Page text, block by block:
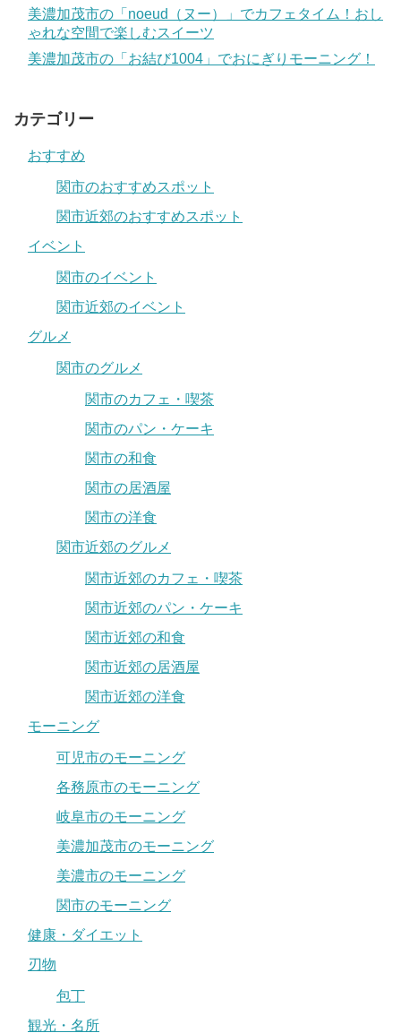
美濃加茂市の「noeud（ヌー）」でカフェタイム！おし
ゃれな空間で楽しむスイーツ
美濃加茂市の「お結び1004」でおにぎりモーニング！
カテゴリー
おすすめ
関市のおすすめスポット
関市近郊のおすすめスポット
イベント
関市のイベント
関市近郊のイベント
グルメ
関市のグルメ
関市のカフェ・喫茶
関市のパン・ケーキ
関市の和食
関市の居酒屋
関市の洋食
関市近郊のグルメ
関市近郊のカフェ・喫茶
関市近郊のパン・ケーキ
関市近郊の和食
関市近郊の居酒屋
関市近郊の洋食
モーニング
可児市のモーニング
各務原市のモーニング
岐阜市のモーニング
美濃加茂市のモーニング
美濃市のモーニング
関市のモーニング
健康・ダイエット
刃物
包丁
観光・名所